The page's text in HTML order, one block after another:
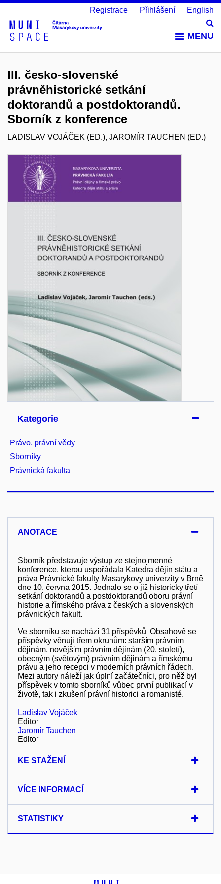
MENU
Registrace Přihlášení English
III. česko-slovenské
právněhistorické setkání
doktorandů a postdoktorandů.
Sborník z konference
LADISLAV VOJÁČEK (ED.), JAROMÍR TAUCHEN (ED.)
Kategorie
Právo, právní vědy
Sborníky
Právnická fakulta
ANOTACE
Sborník představuje výstup ze stejnojmenné
konference, kterou uspořádala Katedra dějin státu a
práva Právnické fakulty Masarykovy univerzity v Brně
dne 10. června 2015. Jednalo se o již historicky třetí
setkání doktorandů a postdoktorandů oboru právní
historie a římského práva z českých a slovenských
právnických fakult.
Ve sborníku se nachází 31 příspěvků. Obsahově se
příspěvky věnují třem okruhům: starším právním
dějinám, novějším právním dějinám (20. století),
obecným (světovým) právním dějinám a římskému
právu a jeho recepci v moderních právních řádech.
Mezi autory náleží jak úplní začátečníci, pro něž byl
příspěvek v tomto sborníků vůbec první publikací v
životě, tak i zkušení právní historici a romanisté.
Ladislav Vojáček
Editor
Jaromír Tauchen
Editor
KE STAŽENÍ
VÍCE INFORMACÍ
STATISTIKY